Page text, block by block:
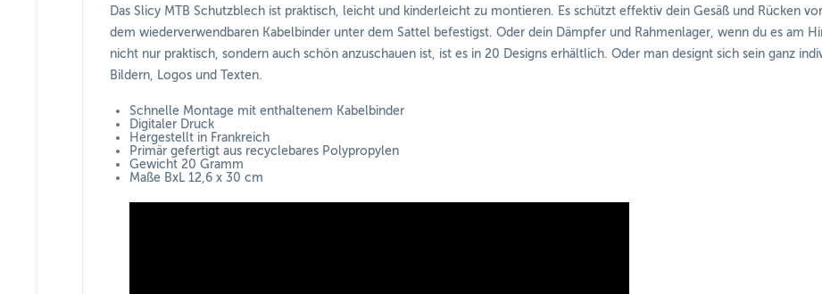
Das Slicy MTB Schutzblech ist praktisch, leicht und kinderleicht zu montieren. Es schützt effektiv dein Gesäß und Rücken
dem wiederverwendbaren Kabelbinder unter dem Sattel befestigst. Oder dein Dämpfer und Rahmenlager, wenn du es am
nicht nur praktisch, sondern auch schön anzuschauen ist, ist es in 20 Designs erhältlich. Oder man designt sich sein ganz
Bildern, Logos und Texten.
Schnelle Montage mit enthaltenem Kabelbinder
Digitaler Druck
Hergestellt in Frankreich
Primär gefertigt aus recyclebares Polypropylen
Gewicht 20 Gramm
Maße BxL 12,6 x 30 cm